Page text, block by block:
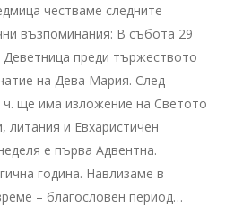
честваме следните
възпоминания: В събота 29
преди тържеството
на Дева Мария. След
ч. ще има изложение на Светото
литания и Евхаристичен
е първа Адвентна.
година. Навлизаме в
– благословен период…